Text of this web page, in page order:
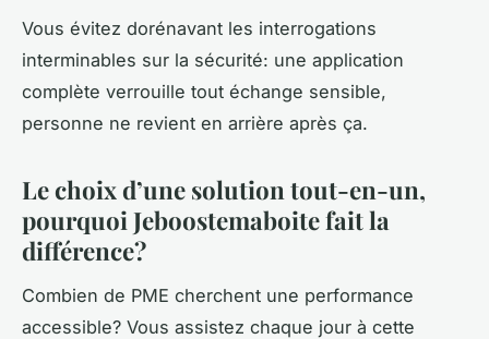
Vous évitez dorénavant les interrogations
interminables sur la sécurité: une application
complète verrouille tout échange sensible,
personne ne revient en arrière après ça.
Le choix d’une solution tout-en-un,
pourquoi Jeboostemaboite fait la
différence?
Combien de PME cherchent une performance
accessible? Vous assistez chaque jour à cette